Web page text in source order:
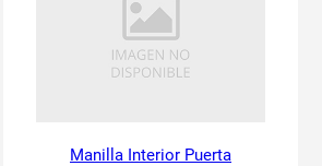
Manilla Interior Puerta